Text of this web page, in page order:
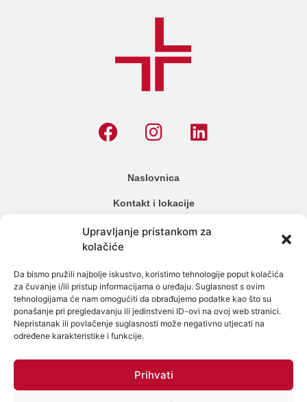
Upravljanje pristankom za
kolačiće
Da bismo pružili najbolje iskustvo, koristimo tehnologije poput kolačića
za čuvanje i/ili pristup informacijama o uređaju. Suglasnost s ovim
tehnologijama će nam omogućiti da obrađujemo podatke kao što su
ponašanje pri pregledavanju ili jedinstveni ID-ovi na ovoj web stranici.
Nepristanak ili povlačenje suglasnosti može negativno utjecati na
određene karakteristike i funkcije.
Prihvati
Naslovnica
Kontakt i lokacije
Cjenik
Načini plaćanja
Alergijski testovi
Genetski testovi
Testiranje na spolne bolesti
Mikrobiom